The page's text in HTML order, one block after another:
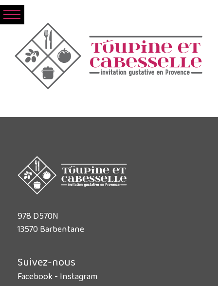
978 D570N
13570 Barbentane
Suivez-nous
Facebook- Instagram